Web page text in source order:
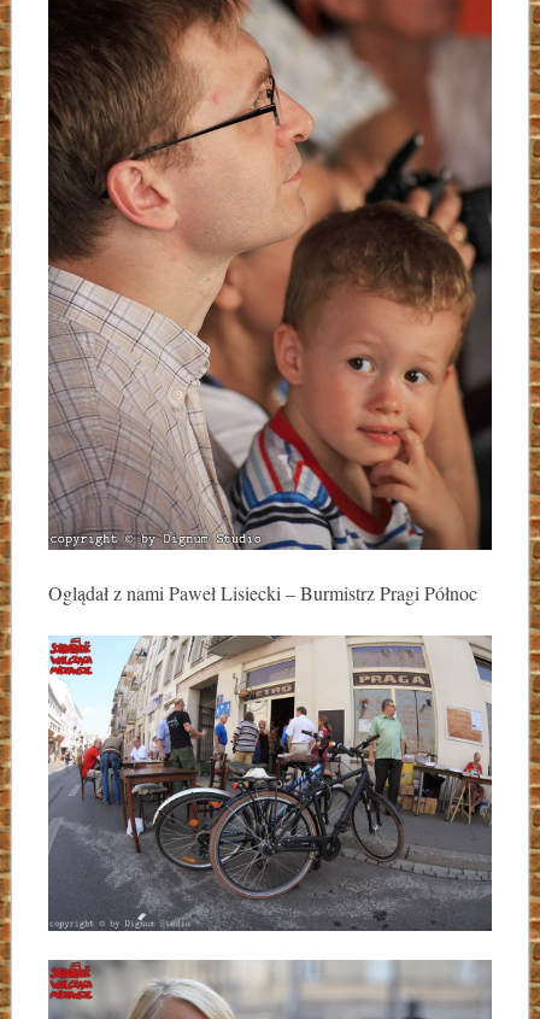
Oglądał z nami Paweł Lisiecki – Burmistrz Pragi Północ